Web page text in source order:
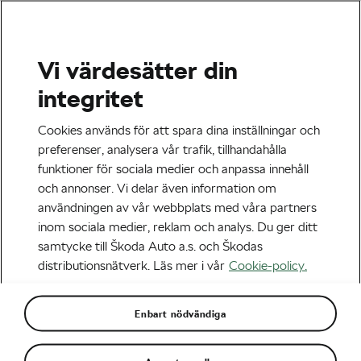
Tag:Tour de France
2025
Presenterat av
Vi värdesätter din
integritet
Cookies används för att spara dina inställningar och
preferenser, analysera vår trafik, tillhandahålla
funktioner för sociala medier och anpassa innehåll
och annonser. Vi delar även information om
användningen av vår webbplats med våra partners
inom sociala medier, reklam och analys. Du ger ditt
samtycke till Škoda Auto a.s. och Škodas
distributionsnätverk. Läs mer i vår Cookie-policy.
Enbart nödvändiga